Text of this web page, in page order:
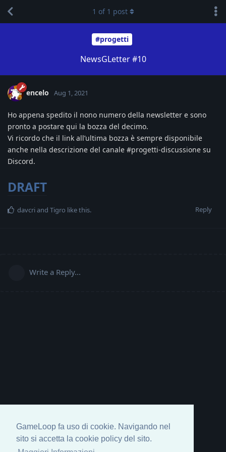
GameLoop fa uso di cookie. Navigando nel
sito si accetta la cookie policy del sito.
#progetti
NewsGLetter #10
1 of 1 post
encelo Aug 1, 2021
Ho appena spedito il nono numero della newsletter e sono
pronto a postare qui la bozza del decimo.
Vi ricordo che il link all’ultima bozza è sempre disponibile
anche nella descrizione del canale #progetti-discussione su
Discord.
DRAFT
Reply
davcriand Tigro like this.
Write a Reply...